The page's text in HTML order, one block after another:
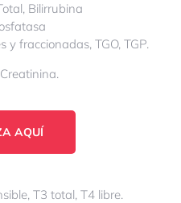
Bilirrubina
y fraccionadas, TGO, TGP.
AQUÍ
T3 total, T4 libre.